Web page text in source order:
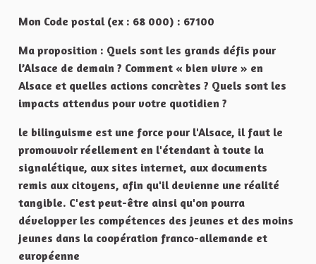
Mon Code postal (ex : 68 000) : 67100
Ma proposition : Quels sont les grands défis pour
l’Alsace de demain ? Comment « bien vivre » en
Alsace et quelles actions concrètes ? Quels sont les
impacts attendus pour votre quotidien ?
le bilinguisme est une force pour l'Alsace, il faut le
promouvoir réellement en l'étendant à toute la
signalétique, aux sites internet, aux documents
remis aux citoyens, afin qu'il devienne une réalité
tangible. C'est peut-être ainsi qu'on pourra
développer les compétences des jeunes et des moins
jeunes dans la coopération franco-allemande et
européenne